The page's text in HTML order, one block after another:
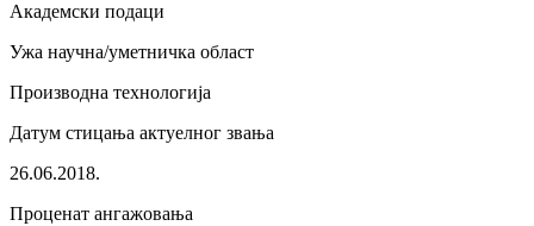
Академски подаци
Ужа научна/уметничка област
Производна технологија
Датум стицања актуелног звања
26.06.2018.
Проценат ангажовања